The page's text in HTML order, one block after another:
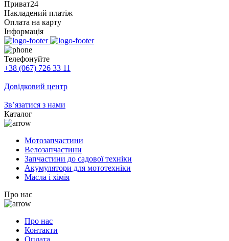
Приват24
Накладений платіж
Оплата на карту
Інформація
Телефонуйте
+38 (067) 726 33 11
Довідковий центр
Зв’язатися з нами
Каталог
Мотозапчастини
Велозапчастини
Запчастини до садової техніки
Акумулятори для мототехніки
Масла і хімія
Про нас
Про нас
Контакти
Оплата